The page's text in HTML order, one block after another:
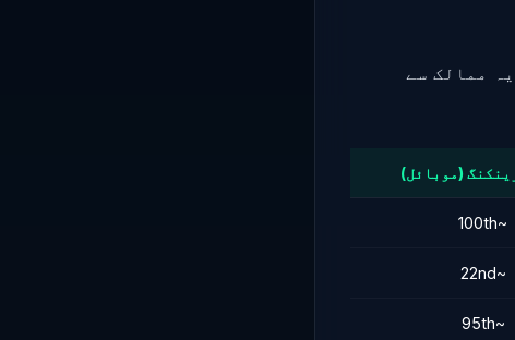
ممالک سے
(موبائل)
~100th
~22nd
~95th